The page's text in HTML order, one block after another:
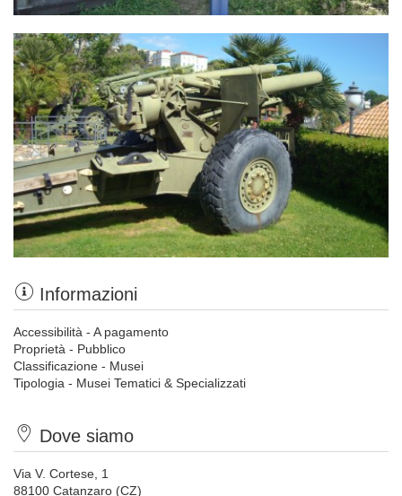
Informazioni
Accessibilità - A pagamento
Proprietà - Pubblico
Classificazione - Musei
Tipologia - Musei Tematici & Specializzati
Dove siamo
Via V. Cortese, 1
88100 Catanzaro (CZ)